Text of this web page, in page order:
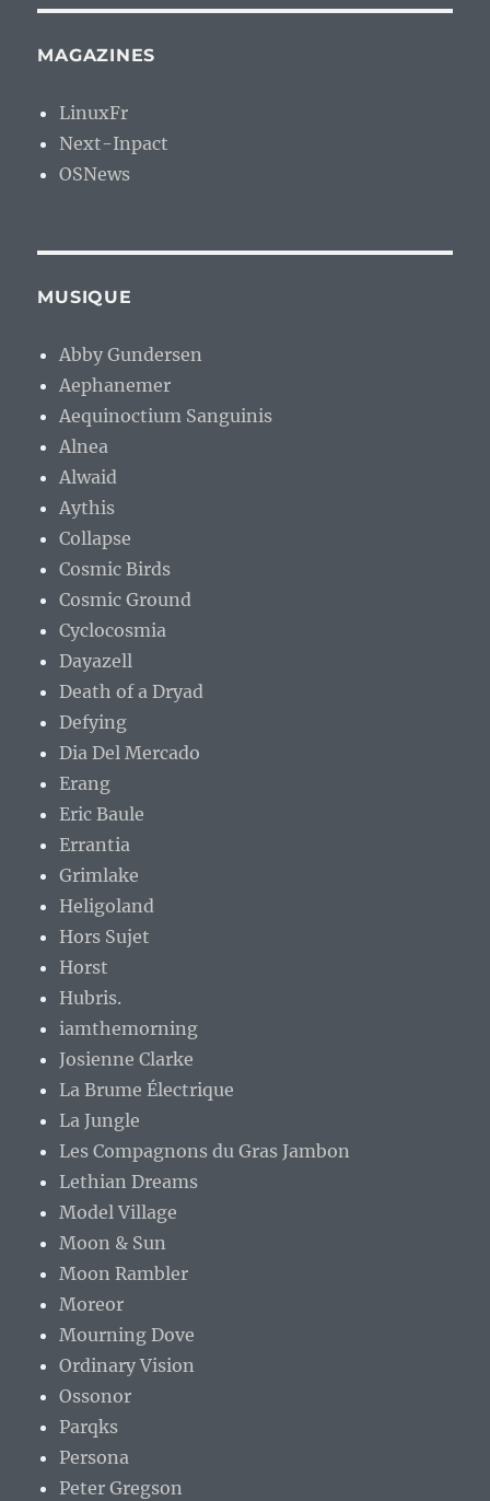
MAGAZINES
LinuxFr
Next-Inpact
OSNews
MUSIQUE
Abby Gundersen
Aephanemer
Aequinoctium Sanguinis
Alnea
Alwaid
Aythis
Collapse
Cosmic Birds
Cosmic Ground
Cyclocosmia
Dayazell
Death of a Dryad
Defying
Dia Del Mercado
Erang
Eric Baule
Errantia
Grimlake
Heligoland
Hors Sujet
Horst
Hubris.
iamthemorning
Josienne Clarke
La Brume Électrique
La Jungle
Les Compagnons du Gras Jambon
Lethian Dreams
Model Village
Moon & Sun
Moon Rambler
Moreor
Mourning Dove
Ordinary Vision
Ossonor
Parqks
Persona
Peter Gregson